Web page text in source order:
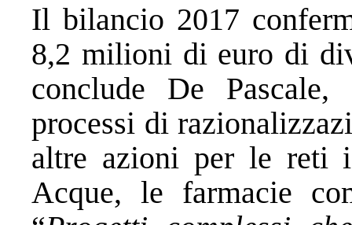
Il bilancio 2017
8,2 milioni di euro di
conclude De
processi di
altre azioni per le reti
Acque, le farmacie